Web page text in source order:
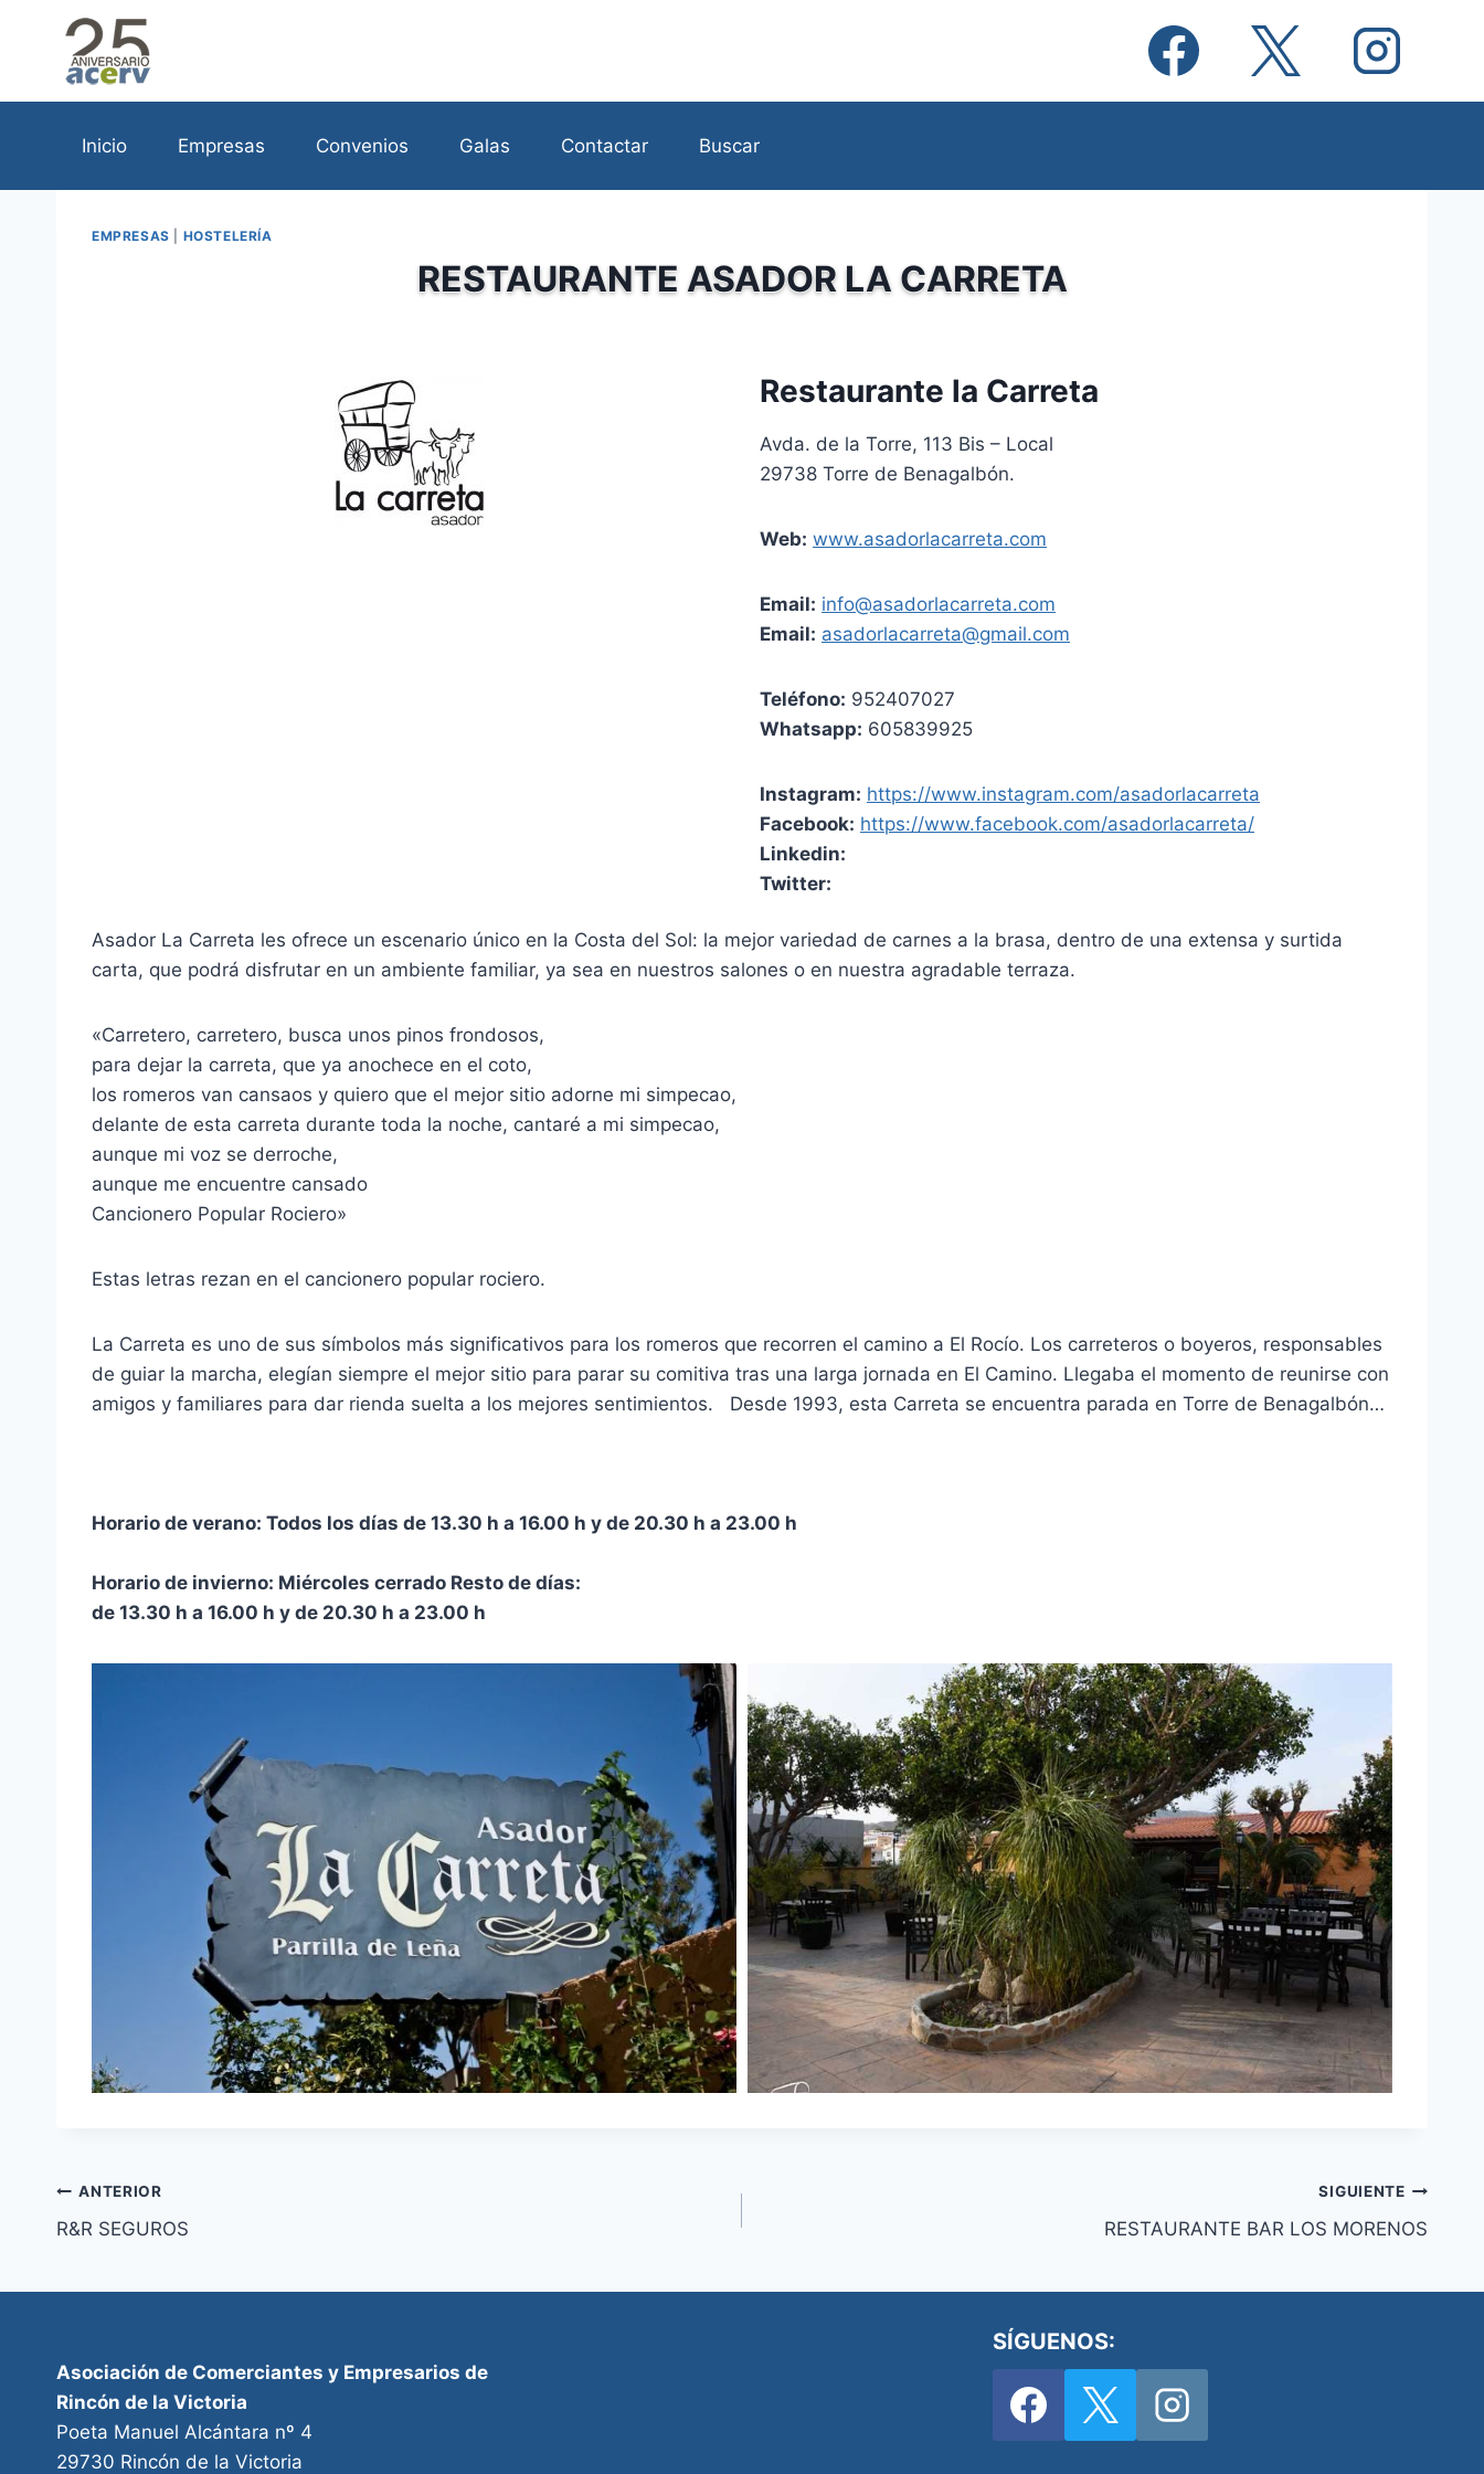
contenido
Inicio Empresas Convenios Galas Contactar Buscar
EMPRESAS HOSTELERÍA
RESTAURANTE ASADOR LA CARRETA
Restaurante la Carreta
Avda. de la Torre, 113 Bis – Local
29738 Torre de Benagalbón.
Web: www.asadorlacarreta.com
Email: info@asadorlacarreta.com
Email: asadorlacarreta@gmail.com
Teléfono: 952407027
Whatsapp: 605839925
Instagram: https://www.instagram.com/asadorlacarreta
Facebook: https://www.facebook.com/asadorlacarreta/
Linkedin:
Twitter:
Asador La Carreta les ofrece un escenario único en la Costa del Sol: la mejor variedad de carnes a la brasa, dentro de una extensa y surtida
carta, que podrá disfrutar en un ambiente familiar, ya sea en nuestros salones o en nuestra agradable terraza.
«Carretero, carretero, busca unos pinos frondosos,
para dejar la carreta, que ya anochece en el coto,
los romeros van cansaos y quiero que el mejor sitio adorne mi simpecao,
delante de esta carreta durante toda la noche, cantaré a mi simpecao,
aunque mi voz se derroche,
aunque me encuentre cansado
Cancionero Popular Rociero»
Estas letras rezan en el cancionero popular rociero.
La Carreta es uno de sus símbolos más significativos para los romeros que recorren el camino a El Rocío. Los carreteros o boyeros, responsables
de guiar la marcha, elegían siempre el mejor sitio para parar su comitiva tras una larga jornada en El Camino. Llegaba el momento de reunirse con
amigos y familiares para dar rienda suelta a los mejores sentimientos. Desde 1993, esta Carreta se encuentra parada en Torre de Benagalbón…
Horario de verano: Todos los días de 13.30 h a 16.00 h y de 20.30 h a 23.00 h
Horario de invierno: Miércoles cerrado Resto de días:
de 13.30 h a 16.00 h y de 20.30 h a 23.00 h
Navegación
de
entradas
ANTERIOR
R&R SEGUROS
SIGUIENTE
RESTAURANTE BAR LOS MORENOS
Asociación de Comerciantes y Empresarios de
Rincón de la Victoria
Poeta Manuel Alcántara nº 4
29730 Rincón de la Victoria
SÍGUENOS: